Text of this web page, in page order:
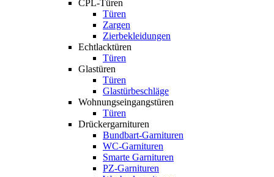
CPL-Türen
Türen
Zargen
Zierbekleidungen
Echtlacktüren
Türen
Glastüren
Türen
Glastürbeschläge
Wohnungseingangstüren
Türen
Drückergarnituren
Bundbart-Garnituren
WC-Garnituren
Smarte Garnituren
PZ-Garnituren